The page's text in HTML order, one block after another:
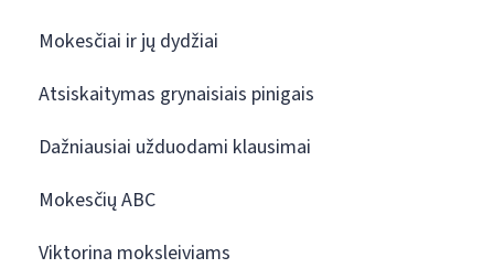
Mokesčiai ir jų dydžiai
Atsiskaitymas grynaisiais pinigais
Dažniausiai užduodami klausimai
Mokesčių ABC
Viktorina moksleiviams